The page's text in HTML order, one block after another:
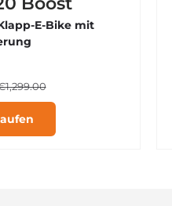
E-Bike mit